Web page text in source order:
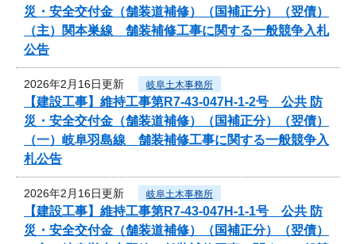
災・安全交付金（舗装道補修）（国補正分）（翌債）
（主）関本巣線 舗装補修工事に関する一般競争入札
公告
2026年2月16日更新 岐阜土木事務所
【建設工事】維持工事第R7-43-047H-1-2号 公共 防
災・安全交付金（舗装道補修）（国補正分）（翌債）
（一）岐阜羽島線 舗装補修工事に関する一般競争入
札公告
2026年2月16日更新 岐阜土木事務所
【建設工事】維持工事第R7-43-047H-1-1号 公共 防
災・安全交付金（舗装道補修）（国補正分）（翌債）